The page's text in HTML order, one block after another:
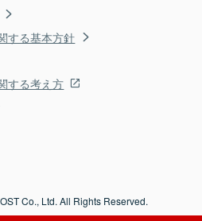
する基本方針
する考え方
Co., Ltd. All Rights Reserved.